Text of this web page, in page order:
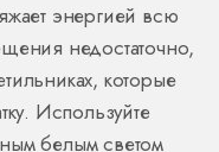
энергией всю
недостаточно,
которые
Используйте
белым светом